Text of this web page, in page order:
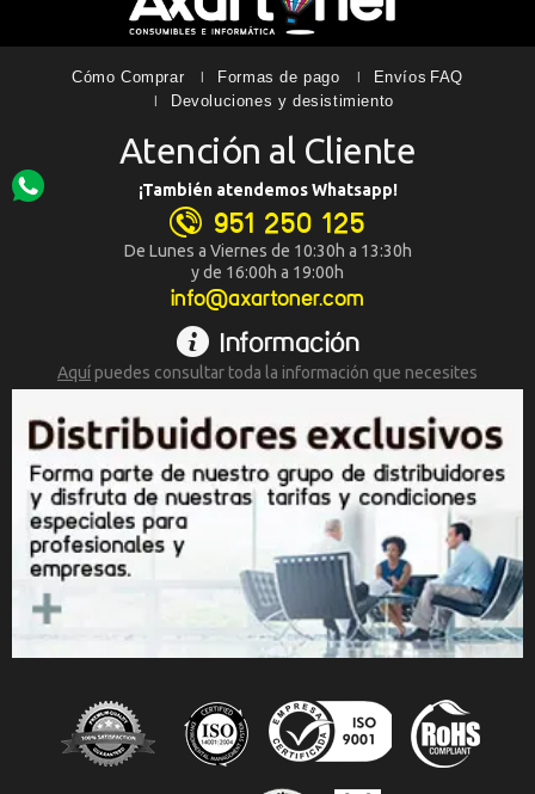
Cómo Comprar Formas de pago Envíos FAQ
Devoluciones y desistimiento
Atención al Cliente
¡También atendemos Whatsapp!
951 250 125
De Lunes a Viernes de 10:30h a 13:30h
y de 16:00h a 19:00h
info@axartoner.com
Información
Aquípuedes consultar toda la información que necesites